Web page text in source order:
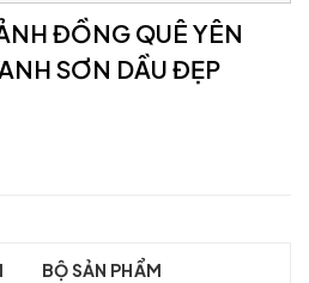
ĐỒNG QUÊ YÊN
SƠN DẦU ĐẸP
BỘ SẢN PHẨM